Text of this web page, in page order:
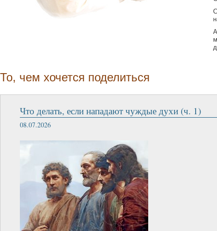
То, чем хочется поделиться
​​Что делать, если нападают чуждые духи (ч. 1)
08.07.2026